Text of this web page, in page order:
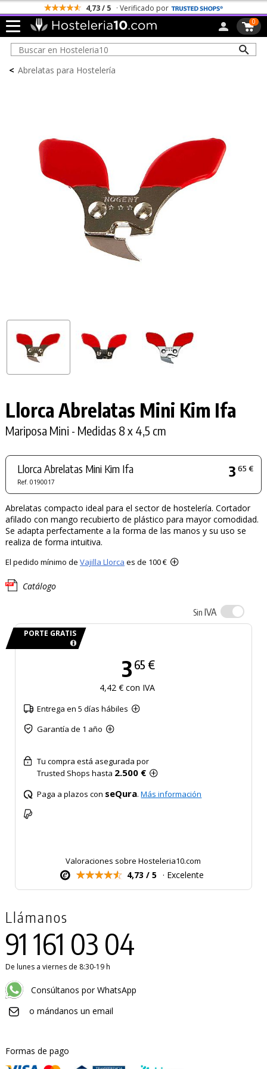
4,73 / 5 · Verificado por
0
< Abrelatas para Hostelería
Llorca Abrelatas Mini Kim Ifa
Mariposa Mini - Medidas 8 x 4,5 cm
Llorca Abrelatas Mini Kim Ifa
Ref. 0190017
3 65 €
Abrelatas compacto ideal para el sector de hostelería. Cortador
afilado con mango recubierto de plástico para mayor comodidad.
Se adapta perfectamente a la forma de las manos y su uso se
realiza de forma intuitiva.
El pedido mínimo de Vajilla Llorca es de 100 €
Catálogo
Sin IVA
PORTE GRATIS
3 65 €
4,42 € con IVA
Entrega en 5 días hábiles
Garantía de 1 año
Tu compra está asegurada por
Trusted Shops hasta 2.500 €
Paga a plazos con seQura.Más información
Valoraciones sobre Hosteleria10.com
4,73 / 5 · Excelente
Llámanos
91 161 03 04
De lunes a viernes de 8:30-19 h
Consúltanos por WhatsApp
o mándanos un email
Formas de pago